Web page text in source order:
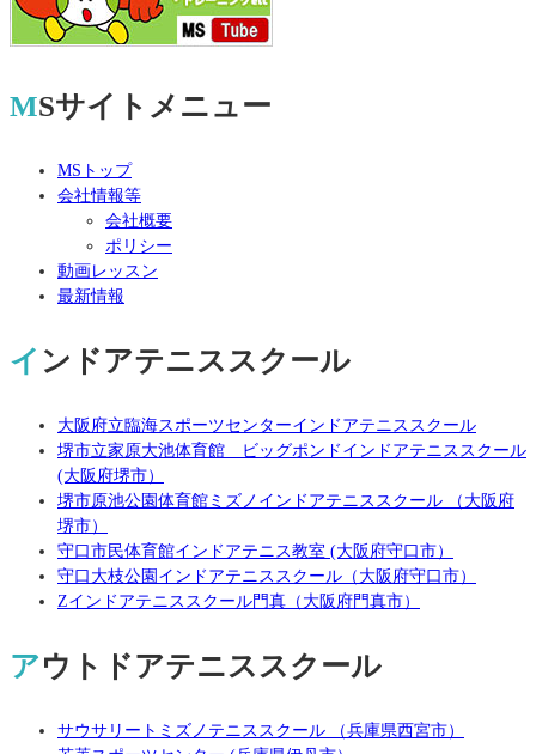
MSサイトメニュー
MSトップ
会社情報等
会社概要
ポリシー
動画レッスン
最新情報
インドアテニススクール
大阪府立臨海スポーツセンターインドアテニススクール
堺市立家原大池体育館 ビッグポンドインドアテニススクール
(大阪府堺市）
堺市原池公園体育館ミズノインドアテニススクール （大阪府
堺市）
守口市民体育館インドアテニス教室 (大阪府守口市）
守口大枝公園インドアテニススクール（大阪府守口市）
Zインドアテニススクール門真（大阪府門真市）
アウトドアテニススクール
サウサリートミズノテニススクール （兵庫県西宮市）